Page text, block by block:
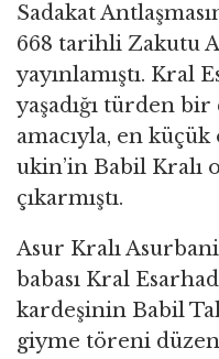
Sadakat
668 tarihli Zakutu
yayınlamıştı. Kral
yaşadığı türden bir
amacıyla, en
ukin’in Babil Kralı
çıkarmıştı.
Asur Kralı
babası Kral
kardeşinin Babil
giyme töreni